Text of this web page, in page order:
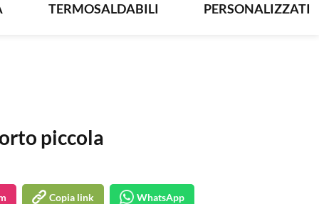
TERMOSALDABILI PERSONALIZZATI
piccola
Copia link WhatsApp